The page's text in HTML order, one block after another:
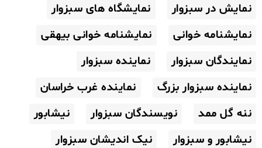
نمایش در سبزوار
نمایشگاه های سبزوار
نمایشنامه خوانی
نمایشنامه خوانی بیهقی
نمایندگان سبزوار
نماینده سبزوار
نماینده سبزوار بزرگ
نماینده غرب خراسان
ننه گل ممد
نویسندگان سبزوار
نیشابور
نیشابور و سبزوار
نیک اندیشان سبزوار